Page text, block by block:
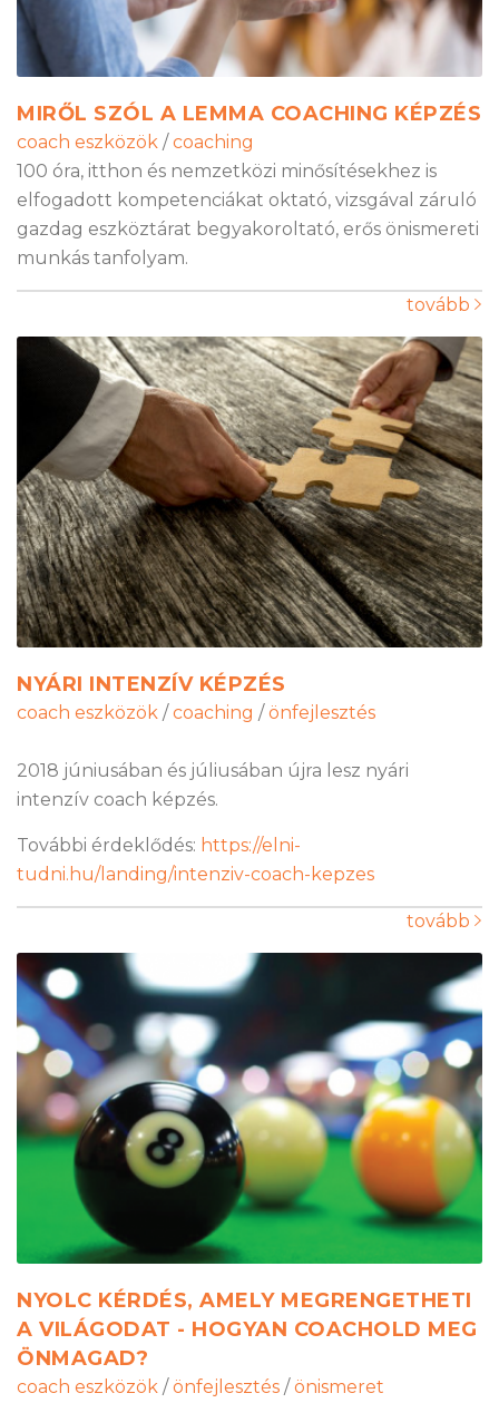
MIRŐL SZÓL A LEMMA COACHING KÉPZÉS
coach eszközök / coaching
100 óra, itthon és nemzetközi minősítésekhez is
elfogadott kompetenciákat oktató, vizsgával záruló
gazdag eszköztárat begyakoroltató, erős önismereti
munkás tanfolyam.
tovább
NYÁRI INTENZÍV KÉPZÉS
coach eszközök / coaching / önfejlesztés
2018 júniusában és júliusában újra lesz nyári
intenzív coach képzés.
További érdeklődés: https://elni-
tudni.hu/landing/intenziv-coach-kepzes
tovább
NYOLC KÉRDÉS, AMELY MEGRENGETHETI
A VILÁGODAT - HOGYAN COACHOLD MEG
ÖNMAGAD?
coach eszközök / önfejlesztés / önismeret